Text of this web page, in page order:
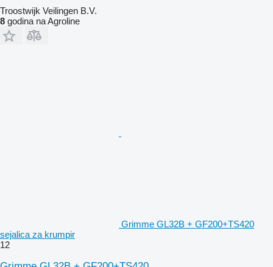
Troostwijk Veilingen B.V.
8 godina na Agroline
Grimme GL32B + GF200+TS420
sejalica za krumpir
12